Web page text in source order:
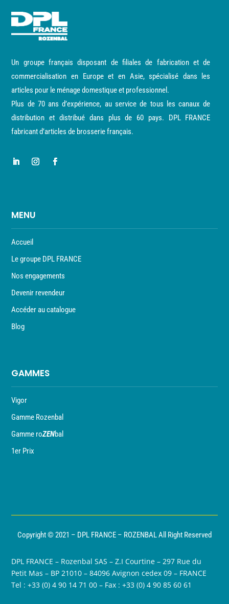
Un groupe français disposant de filiales de fabrication et de
commercialisation en Europe et en Asie, spécialisé dans les
articles pour le ménage domestique et professionnel.
Plus de 70 ans d’expérience, au service de tous les canaux de
distribution et distribué dans plus de 60 pays. DPL FRANCE
fabricant d’articles de brosserie français.
MENU
Accueil
Le groupe DPL FRANCE
Nos engagements
Devenir revendeur
Accéder au catalogue
Blog
GAMMES
Vigor
Gamme Rozenbal
Gamme roZENbal
1er Prix
Copyright © 2021 – DPL FRANCE – ROZENBAL All Right Reserved
DPL FRANCE – Rozenbal SAS – Z.I Courtine – 297 Rue du
Petit Mas – BP 21010 – 84096 Avignon cedex 09 – FRANCE
Tel : +33 (0) 4 90 14 71 00 – Fax : +33 (0) 4 90 85 60 61